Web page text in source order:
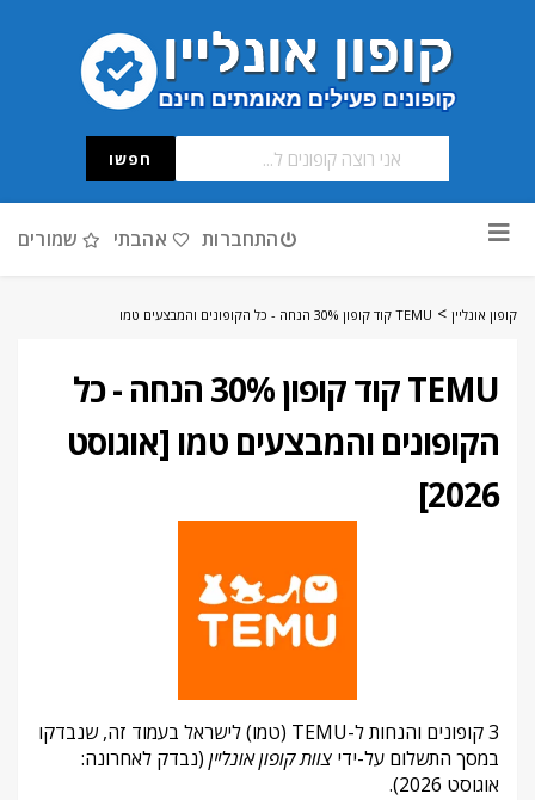
חפשו
לתוכן
שמורים אהבתי התחברות
קופון אונליין > TEMU קוד קופון 30% הנחה - כל הקופונים והמבצעים טמו
TEMU קוד קופון 30% הנחה - כל
הקופונים והמבצעים טמו [אוגוסט
2026]
3 קופונים והנחות ל-TEMU (טמו) לישראל בעמוד זה, שנבדקו
במסך התשלום על-ידי צוות קופון אונליין (נבדק לאחרונה:
אוגוסט 2026).